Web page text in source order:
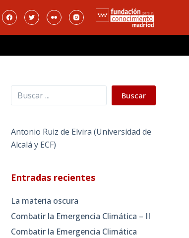
Buscar Buscar
Antonio Ruiz de Elvira (Universidad de
Alcalá y ECF)
Entradas recientes
La materia oscura
Combatir la Emergencia Climática – II
Combatir la Emergencia Climática